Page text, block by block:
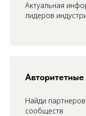
Актуальная
лидеров
Найди
сообществ